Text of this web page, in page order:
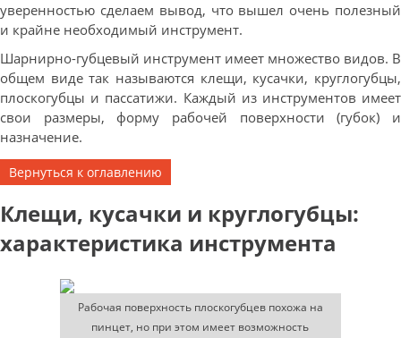
уверенностью сделаем вывод, что вышел очень полезный
и крайне необходимый инструмент.
Шарнирно-губцевый инструмент имеет множество видов. В
общем виде так называются клещи, кусачки, круглогубцы,
плоскогубцы и пассатижи. Каждый из инструментов имеет
свои размеры, форму рабочей поверхности (губок) и
назначение.
Вернуться к оглавлению
Клещи, кусачки и круглогубцы:
характеристика инструмента
Рабочая поверхность плоскогубцев похожа на
пинцет, но при этом имеет возможность